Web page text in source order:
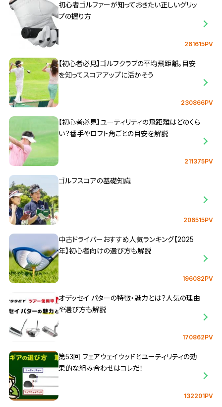
初心者ゴルファーが知っておきたい正しいグリッ
プの握り方
261615PV
【初心者必見】ゴルフクラブの平均飛距離。目安
を知ってスコアアップに活かそう
230866PV
【初心者必見】ユーティリティの飛距離はどのくら
い？番手やロフト角ごとの目安を解説
211375PV
ゴルフスコアの基礎知識
206515PV
中古ドライバーおすすめ人気ランキング【2025
年】初心者向けの選び方も解説
196082PV
オデッセイ パターの特徴・魅力とは？人気の理由
や選び方も解説
170862PV
第53回 フェアウェイウッドとユーティリティの効
果的な組み合わせはコレだ！
132201PV